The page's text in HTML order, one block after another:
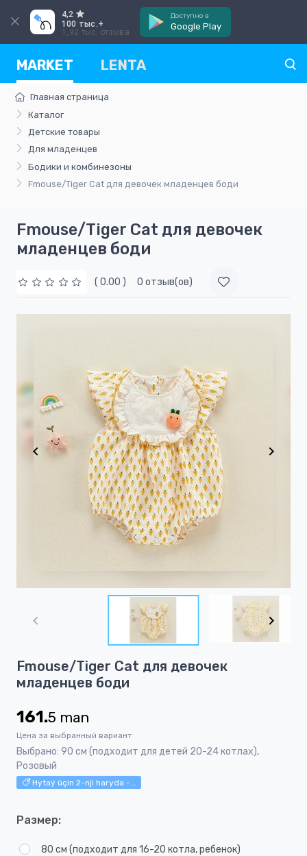
4,2
100 тыс.+
1,92 тыс. отзыва
Доступно в
Google Play
MARKET LENTA
Главная страница
Каталог
Детские товары
Для младенцев
Бодики и комбинезоны
Fmouse/Tiger Cat для девочек младенцев боди
Fmouse/Tiger Cat для девочек
младенцев боди
( 0.00 ) 0 отзыв(ов)
1
of
Fmouse/Tiger Cat для девочек
младенцев боди
161.5 man
Цена за выбранный вариант
Выбрано: 90 см (подходит для детей 20-24 котлах),
Розовый
Hytaý üçin 2-nji haryda -...
Размер:
80 см (подходит для 16-20 котла, ребенок)